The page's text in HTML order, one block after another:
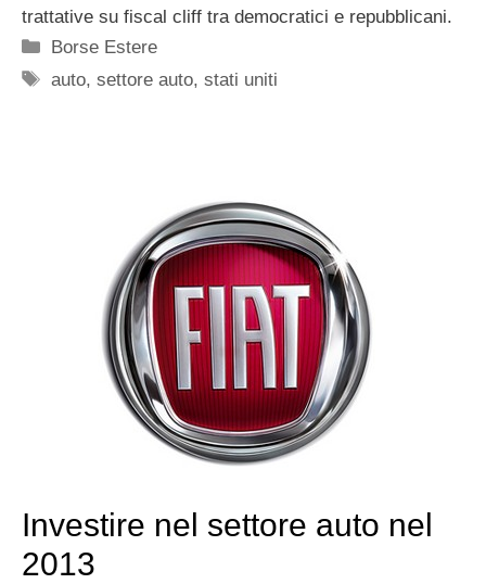
trattative su fiscal cliff tra democratici e repubblicani.
Categorie
Borse Estere
Tag
auto,settore auto,stati uniti
Investire nel settore auto nel
2013